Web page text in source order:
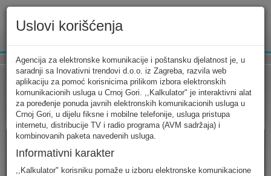
Tarifni kalkulator Uslovi korišćenja Kontakt
Tarifni kalkulator
Uslovi korišćenja
Agencija za elektronske komunikacije i poštansku djelatnost je, u
saradnji sa Inovativni trendovi d.o.o. iz Zagreba, razvila web
aplikaciju za pomoć korisnicima prilikom izbora elektronskih
komunikacionih usluga u Crnoj Gori. ,,Kalkulator" je interaktivni alat
za poređenje ponuda javnih elektronskih komunikacionih usluga u
Crnoj Gori, u dijelu fiksne i mobilne telefonije, usluga pristupa
internetu, distribucije TV i radio programa (AVM sadržaja) i
kombinovanih paketa navedenih usluga.
Informativni karakter
,,Kalkulator" korisniku pomaže u izboru elektronske komunikacione